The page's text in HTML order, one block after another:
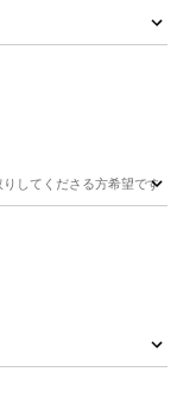
してくださる方希望です